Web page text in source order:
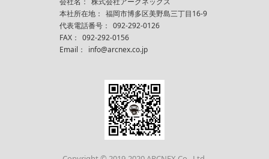
本社所在地： 福岡市博多区美野島三丁目16-9
代表電話番号： 092-292-0126
FAX： 092-292-0156
Email：
info@arcnex.co.jp